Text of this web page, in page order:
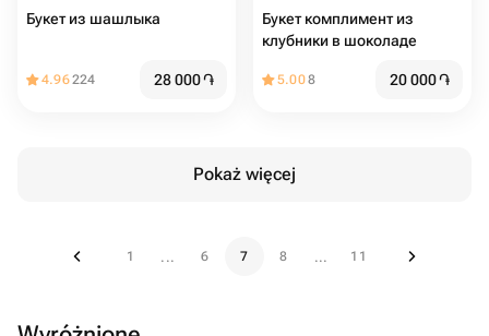
Букет из шашлыка
4.96224 28 000֏
Букет комплимент из
клубники в шоколаде
5.008 20 000֏
Pokaż więcej
1 ... 6 7 8 ... 11